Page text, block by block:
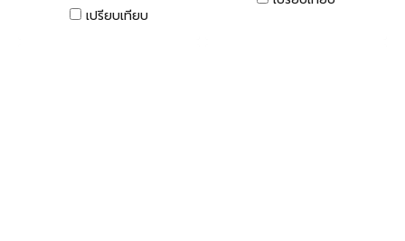
ลิตร 550W/1400RPM/65DB
NOISE ACT
เปรียบเทียบ
NOISE ACT